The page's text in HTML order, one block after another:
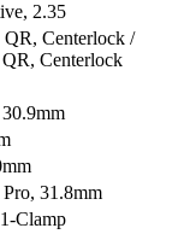
2.35
Centerlock /
Centerlock
31.8mm
Clamp